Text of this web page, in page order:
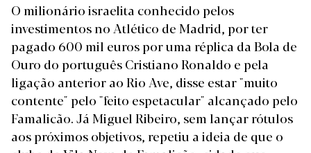
O milionário israelita conhecido pelos
investimentos no Atlético de Madrid, por ter
pagado 600 mil euros por uma réplica da Bola de
Ouro do português Cristiano Ronaldo e pela
ligação anterior ao Rio Ave, disse estar "muito
contente" pelo "feito espetacular" alcançado pelo
Famalicão. Já Miguel Ribeiro, sem lançar rótulos
aos próximos objetivos, repetiu a ideia de que o